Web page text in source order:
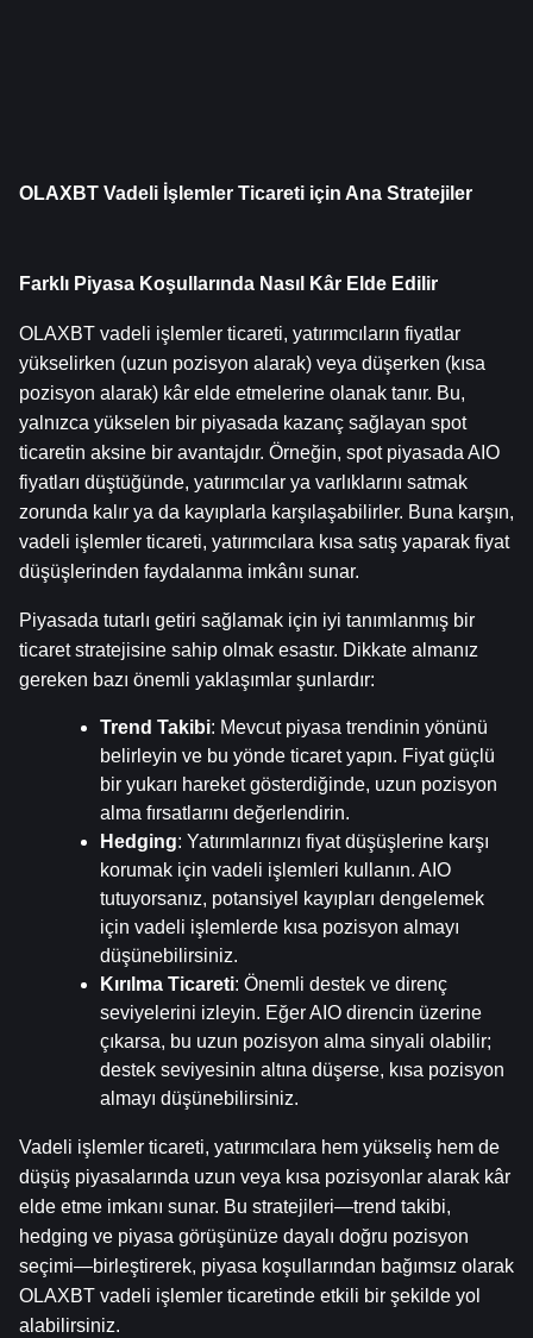
OLAXBT Vadeli İşlemler Ticareti için Ana Stratejiler
Farklı Piyasa Koşullarında Nasıl Kâr Elde Edilir
OLAXBT vadeli işlemler ticareti, yatırımcıların fiyatlar
yükselirken (uzun pozisyon alarak) veya düşerken (kısa
pozisyon alarak) kâr elde etmelerine olanak tanır. Bu,
yalnızca yükselen bir piyasada kazanç sağlayan spot
ticaretin aksine bir avantajdır. Örneğin, spot piyasada AIO
fiyatları düştüğünde, yatırımcılar ya varlıklarını satmak
zorunda kalır ya da kayıplarla karşılaşabilirler. Buna karşın,
vadeli işlemler ticareti, yatırımcılara kısa satış yaparak fiyat
düşüşlerinden faydalanma imkânı sunar.
Piyasada tutarlı getiri sağlamak için iyi tanımlanmış bir
ticaret stratejisine sahip olmak esastır. Dikkate almanız
gereken bazı önemli yaklaşımlar şunlardır:
Trend Takibi: Mevcut piyasa trendinin yönünü
belirleyin ve bu yönde ticaret yapın. Fiyat güçlü
bir yukarı hareket gösterdiğinde, uzun pozisyon
alma fırsatlarını değerlendirin.
Hedging: Yatırımlarınızı fiyat düşüşlerine karşı
korumak için vadeli işlemleri kullanın. AIO
tutuyorsanız, potansiyel kayıpları dengelemek
için vadeli işlemlerde kısa pozisyon almayı
düşünebilirsiniz.
Kırılma Ticareti: Önemli destek ve direnç
seviyelerini izleyin. Eğer AIO direncin üzerine
çıkarsa, bu uzun pozisyon alma sinyali olabilir;
destek seviyesinin altına düşerse, kısa pozisyon
almayı düşünebilirsiniz.
Vadeli işlemler ticareti, yatırımcılara hem yükseliş hem de
düşüş piyasalarında uzun veya kısa pozisyonlar alarak kâr
elde etme imkanı sunar. Bu stratejileri—trend takibi,
hedging ve piyasa görüşünüze dayalı doğru pozisyon
seçimi—birleştirerek, piyasa koşullarından bağımsız olarak
OLAXBT vadeli işlemler ticaretinde etkili bir şekilde yol
alabilirsiniz.